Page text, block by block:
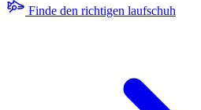
Finde den richtigen laufschuh